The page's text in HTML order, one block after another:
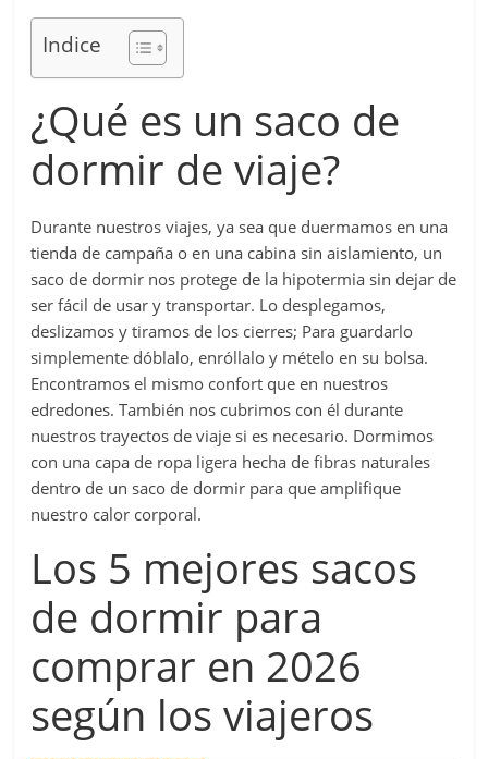
Indice
¿Qué es un saco de
dormir de viaje?
Durante nuestros viajes, ya sea que duermamos en una
tienda de campaña o en una cabina sin aislamiento, un
saco de dormir nos protege de la hipotermia sin dejar de
ser fácil de usar y transportar. Lo desplegamos,
deslizamos y tiramos de los cierres; Para guardarlo
simplemente dóblalo, enróllalo y mételo en su bolsa.
Encontramos el mismo confort que en nuestros
edredones. También nos cubrimos con él durante
nuestros trayectos de viaje si es necesario. Dormimos
con una capa de ropa ligera hecha de fibras naturales
dentro de un saco de dormir para que amplifique
nuestro calor corporal.
Los 5 mejores sacos
de dormir para
comprar en 2026
según los viajeros